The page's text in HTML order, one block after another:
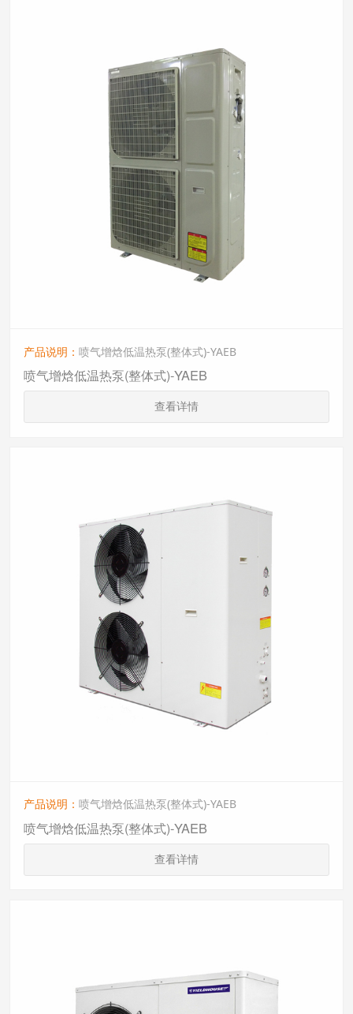
产品说明：喷气增焓低温热泵(整体式)-YAEB
喷气增焓低温热泵(整体式)-YAEB
查看详情
产品说明：喷气增焓低温热泵(整体式)-YAEB
喷气增焓低温热泵(整体式)-YAEB
查看详情